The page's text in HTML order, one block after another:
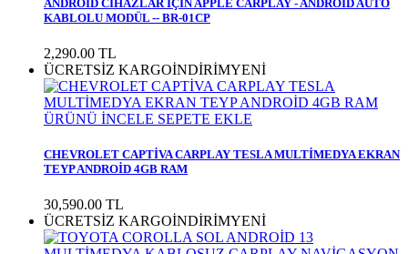
ANDROID CİHAZLAR İÇİN APPLE CARPLAY - ANDROID AUTO
KABLOLU MODÜL -- BR-01CP
2,290.00 TL
ÜCRETSİZ KARGOİNDİRİMYENİ
ÜRÜNÜ İNCELE SEPETE EKLE
CHEVROLET CAPTİVA CARPLAY TESLA MULTİMEDYA EKRAN
TEYP ANDROİD 4GB RAM
30,590.00 TL
ÜCRETSİZ KARGOİNDİRİMYENİ